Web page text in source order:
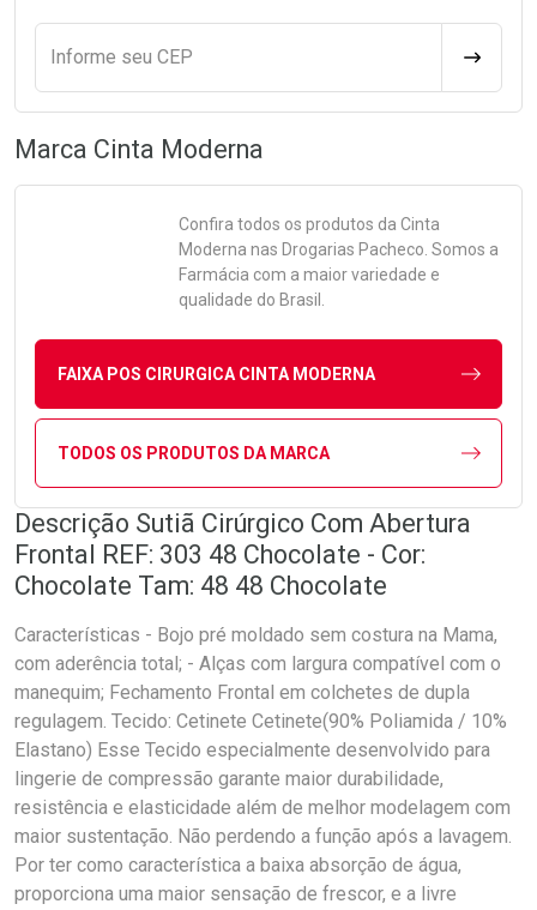
Informe seu CEP
Marca Cinta Moderna
Confira todos os produtos da Cinta
Moderna nas Drogarias Pacheco. Somos a
Farmácia com a maior variedade e
qualidade do Brasil.
FAIXA POS CIRURGICA CINTA MODERNA
TODOS OS PRODUTOS DA MARCA
Descrição Sutiã Cirúrgico Com Abertura
Frontal REF: 303 48 Chocolate - Cor:
Chocolate Tam: 48 48 Chocolate
Características - Bojo pré moldado sem costura na Mama,
com aderência total; - Alças com largura compatível com o
manequim; Fechamento Frontal em colchetes de dupla
regulagem. Tecido: Cetinete Cetinete(90% Poliamida / 10%
Elastano) Esse Tecido especialmente desenvolvido para
lingerie de compressão garante maior durabilidade,
resistência e elasticidade além de melhor modelagem com
maior sustentação. Não perdendo a função após a lavagem.
Por ter como característica a baixa absorção de água,
proporciona uma maior sensação de frescor, e a livre